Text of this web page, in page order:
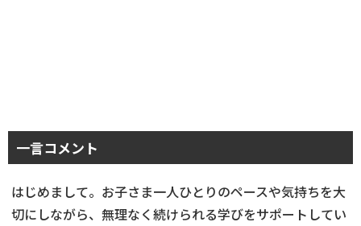
一言コメント
はじめまして。お子さま一人ひとりのペースや気持ちを大
切にしながら、無理なく続けられる学びをサポートしてい